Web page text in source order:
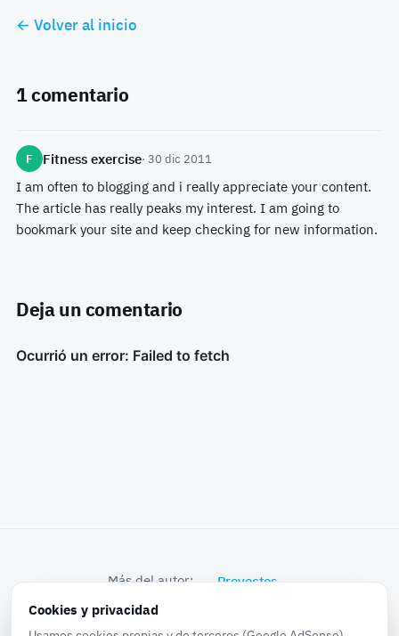
← Volver al inicio
1 comentario
F Fitness exercise· 30 dic 2011
I am often to blogging and i really appreciate your content.
The article has really peaks my interest. I am going to
bookmark your site and keep checking for new information.
Deja un comentario
Más del autor: Proyectos
Cookies y privacidad